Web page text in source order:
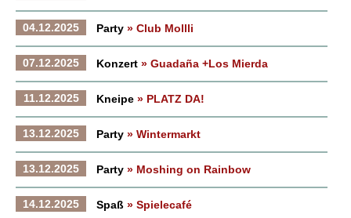
04.12.2025 Party » Club Mollli
07.12.2025 Konzert » Guadaña +Los Mierda
11.12.2025 Kneipe » PLATZ DA!
13.12.2025 Party » Wintermarkt
13.12.2025 Party » Moshing on Rainbow
14.12.2025 Spaß » Spielecafé